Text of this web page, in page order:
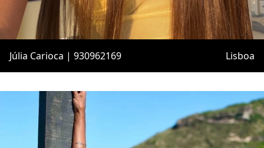
Júlia Carioca | 930962169 Lisboa